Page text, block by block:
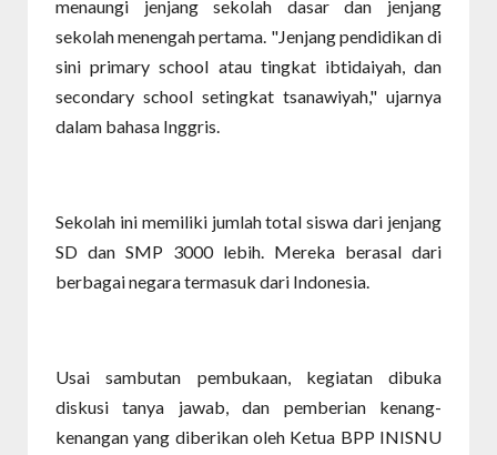
menaungi jenjang sekolah dasar dan jenjang
sekolah menengah pertama. "Jenjang pendidikan di
sini primary school atau tingkat ibtidaiyah, dan
secondary school setingkat tsanawiyah," ujarnya
dalam bahasa Inggris.
Sekolah ini memiliki jumlah total siswa dari jenjang
SD dan SMP 3000 lebih. Mereka berasal dari
berbagai negara termasuk dari Indonesia.
Usai sambutan pembukaan, kegiatan dibuka
diskusi tanya jawab, dan pemberian kenang-
kenangan yang diberikan oleh Ketua BPP INISNU